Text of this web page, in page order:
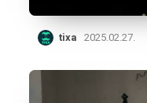
tixa 2025.02.27.